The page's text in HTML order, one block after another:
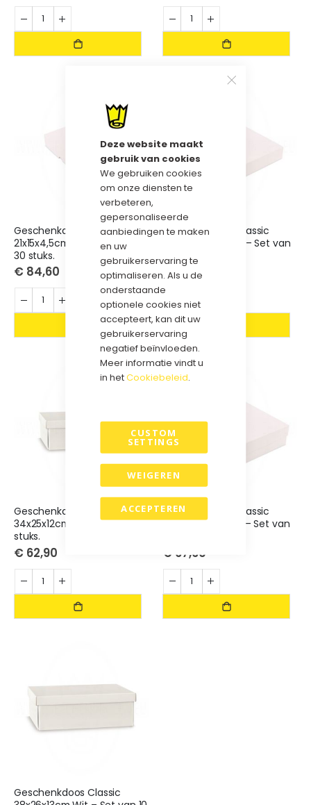
Deze website maakt
gebruik van cookies
We gebruiken cookies
om onze diensten te
verbeteren,
gepersonaliseerde
aanbiedingen te maken
en uw
gebruikerservaring te
optimaliseren. Als u de
onderstaande
optionele cookies niet
accepteert, kan dit uw
gebruikerservaring
negatief beïnvloeden.
Meer informatie vindt u
in hetCookiebeleid.
ACCEPTEREN
CUSTOM
SETTINGS
WEIGEREN
Geschenkdoos Classic
21x15x4,5cm Wit – Set van
30 stuks.
€ 84,60
Geschenkdoos Classic
26x26x4,5cm Wit – Set van
20 stuks.
€ 74,20
Geschenkdoos Classic
34x25x12cm Wit – Set van 10
stuks.
€ 62,90
Geschenkdoos Classic
37x26x7,5cm Wit – Set van
€ 67,60
Geschenkdoos Classic